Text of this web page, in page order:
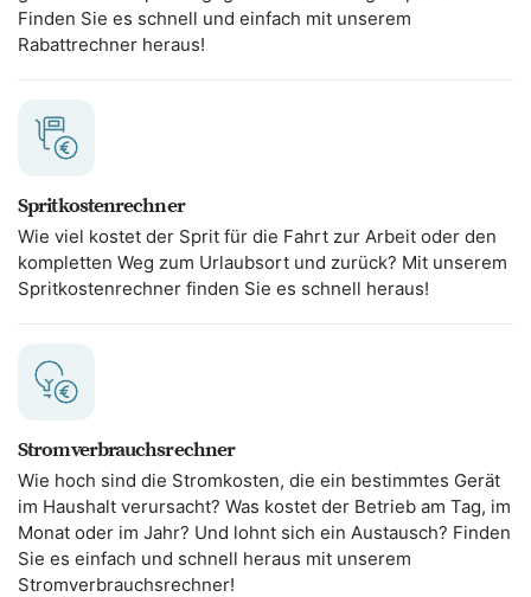
Finden Sie es schnell und einfach mit unserem
Rabattrechner heraus!
Spritkostenrechner
Wie viel kostet der Sprit für die Fahrt zur Arbeit oder den
kompletten Weg zum Urlaubsort und zurück? Mit unserem
Spritkostenrechner finden Sie es schnell heraus!
Stromverbrauchsrechner
Wie hoch sind die Stromkosten, die ein bestimmtes Gerät
im Haushalt verursacht? Was kostet der Betrieb am Tag, im
Monat oder im Jahr? Und lohnt sich ein Austausch? Finden
Sie es einfach und schnell heraus mit unserem
Stromverbrauchsrechner!